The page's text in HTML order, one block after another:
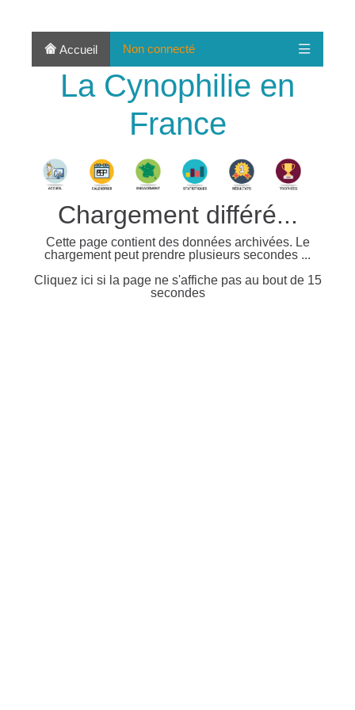
Accueil Non connecté
La Cynophilie en
France
Chargement différé...
Cette page contient des données archivées. Le
chargement peut prendre plusieurs secondes ...
Cliquez ici si la page ne s'affiche pas au bout de 15
secondes